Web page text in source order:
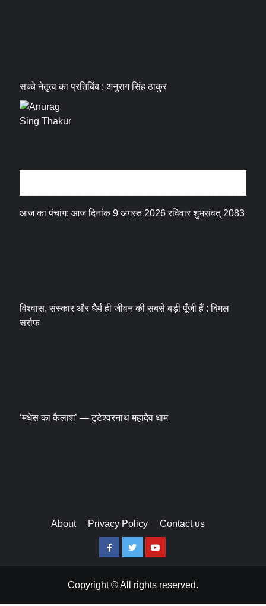
सच्चे नेतृत्व का प्रतिबिंब : अनुराग सिंह ठाकुर
आज का पंचांग: आज दिनांक 9 अगस्त 2026 रविवार शुभसंवत् 2083
विश्वास, संस्कार और धैर्य ही जीवन की सबसे बड़ी पूँजी हैं : बिमल
सर्राफ
‘मधेस का कैलाश’ — टुटेश्वरनाथ महादेव धाम
About Privacy Policy Contact us
FacebookTwitterYoutube
Copyright © All rights reserved.